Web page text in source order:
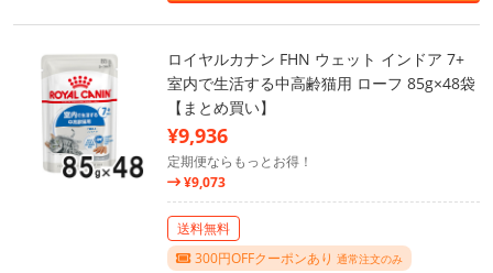
ロイヤルカナン FHN ウェット インドア 7+
室内で生活する中高齢猫用 ローフ 85g×48袋
【まとめ買い】
¥9,936
定期便ならもっとお得！
¥9,073
送料無料
300円OFFクーポンあり 通常注文のみ